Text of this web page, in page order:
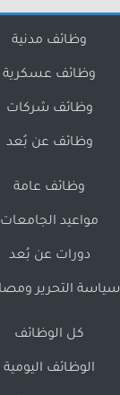
وظائف مدنية
وظائف عسكرية
وظائف شركات
وظائف عن بُعد
وظائف عامة
مواعيد الجامعات
دورات عن بُعد
سياسة التحرير
كل الوظائف
الوظائف اليومية